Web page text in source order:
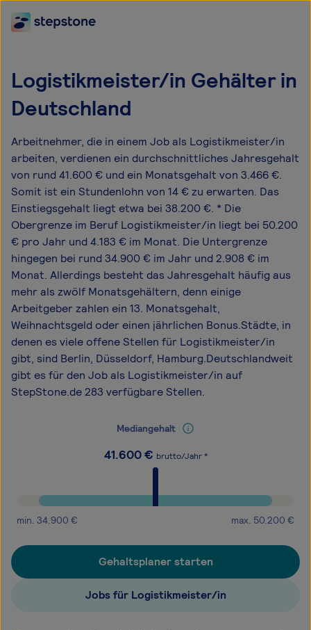
Logistikmeister/in Gehälter in
Deutschland
Arbeitnehmer, die in einem Job als Logistikmeister/in
arbeiten, verdienen ein durchschnittliches Jahresgehalt
von rund 41.600 € und ein Monatsgehalt von 3.466 €.
Somit ist ein Stundenlohn von 14 € zu erwarten. Das
Einstiegsgehalt liegt etwa bei 38.200 €. * Die
Obergrenze im Beruf Logistikmeister/in liegt bei 50.200
€ pro Jahr und 4.183 € im Monat. Die Untergrenze
hingegen bei rund 34.900 € im Jahr und 2.908 € im
Monat. Allerdings besteht das Jahresgehalt häufig aus
mehr als zwölf Monatsgehältern, denn einige
Arbeitgeber zahlen ein 13. Monatsgehalt,
Weihnachtsgeld oder einen jährlichen Bonus.Städte, in
denen es viele offene Stellen für Logistikmeister/in
gibt, sind Berlin, Düsseldorf, Hamburg.Deutschlandweit
gibt es für den Job als Logistikmeister/in auf
StepStone.de 283 verfügbare Stellen.
Mediangehalt
41.600€ brutto/Jahr *
min. 34.900 € max. 50.200 €
Gehaltsplaner starten
Jobs für Logistikmeister/in